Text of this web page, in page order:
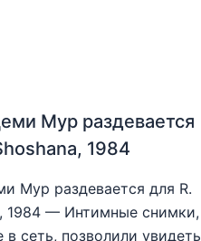
Мур раздевается
1984
Мур раздевается для R.
1984 — Интимные снимки,
в сеть, позволили увидеть